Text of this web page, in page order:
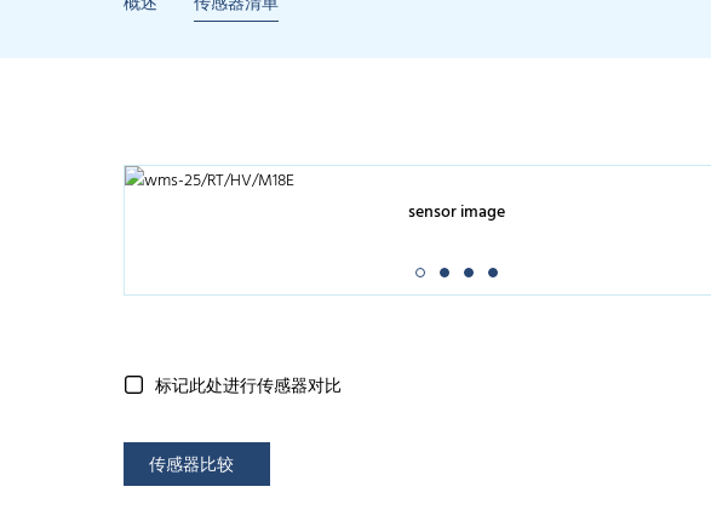
sensor image
标记此处进行传感器对比
传感器比较